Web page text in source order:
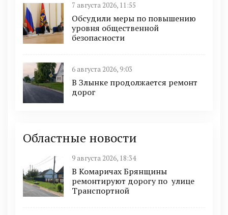
7 августа 2026, 11:55
Обсудили меры по повышению
уровня общественной
безопасности
6 августа 2026, 9:03
В Злынке продолжается ремонт
дорог
Областные новости
9 августа 2026, 18:34
В Комаричах Брянщины
ремонтируют дорогу по улице
Транспортной